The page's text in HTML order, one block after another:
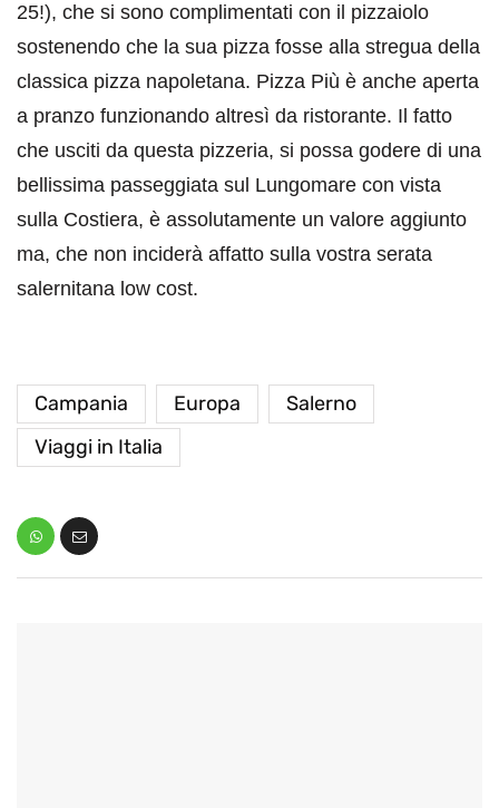
25!), che si sono complimentati con il pizzaiolo
sostenendo che la sua pizza fosse alla stregua della
classica pizza napoletana. Pizza Più è anche aperta
a pranzo funzionando altresì da ristorante. Il fatto
che usciti da questa pizzeria, si possa godere di una
bellissima passeggiata sul Lungomare con vista
sulla Costiera, è assolutamente un valore aggiunto
ma, che non inciderà affatto sulla vostra serata
salernitana low cost.
Campania Europa
Salerno
Viaggi in Italia